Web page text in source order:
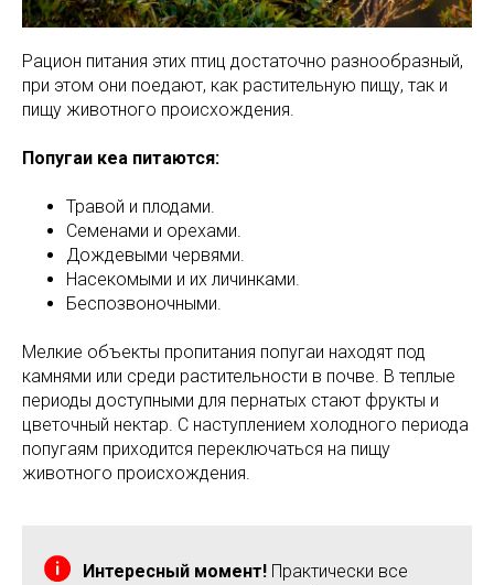
Рацион питания этих птиц достаточно разнообразный,
при этом они поедают, как растительную пищу, так и
пищу животного происхождения.
Попугаи кеа питаются:
Травой и плодами.
Семенами и орехами.
Дождевыми червями.
Насекомыми и их личинками.
Беспозвоночными.
Мелкие объекты пропитания попугаи находят под
камнями или среди растительности в почве. В теплые
периоды доступными для пернатых стают фрукты и
цветочный нектар. С наступлением холодного периода
попугаям приходится переключаться на пищу
животного происхождения.
Интересный момент! Практически все